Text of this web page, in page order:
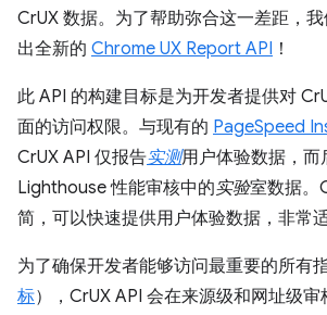
CrUX 数据。为了帮助弥合这一差距，
出全新的 Chrome UX Report API ！
此 API 的构建目标是为开发者提供对
面的访问权限。与现有的 PageSpeed
CrUX API 仅报告实测用户体验数据，而
Lighthouse 性能审核中的实验室数据。
简，可以快速提供用户体验数据，非常
为了确保开发者能够访问最重要的所有
标），CrUX API 会在来源级和网址级审